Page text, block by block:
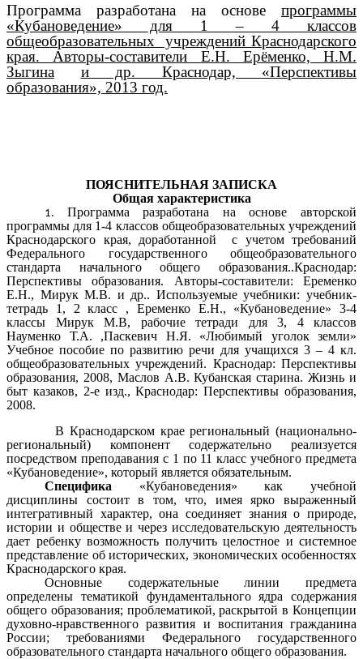
Программа разработана на основе программы
«Кубановедение» для 1 – 4 классов
общеобразовательных учреждений Краснодарского
края. Авторы-составители Е.Н. Ерёменко, Н.М.
Зыгина
и др. Краснодар, «Перспективы
образования», 2013 год.
ПОЯСНИТЕЛЬНАЯ ЗАПИСКА
Общая характеристика
Программа разработана на основе авторской
программы для 1-4 классов общеобразовательных учреждений
Краснодарского края, доработанной с учетом требований
Федерального государственного общеобразовательного
стандарта начального общего образования..Краснодар:
Перспективы образования. Авторы-составители: Еременко
Е.Н., Мирук М.В. и др.. Используемые учебники: учебник-
тетрадь 1, 2 класс , Еременко Е.Н., «Кубановедение» 3-4
классы Мирук М.В, рабочие тетради для 3, 4 классов
Науменко Т.А. ,Паскевич Н.Я. «Любимый уголок земли»
Учебное пособие по развитию речи для учащихся 3 – 4 кл.
общеобразовательных учреждений. Краснодар: Перспективы
образования, 2008, Маслов А.В. Кубанская старина. Жизнь и
быт казаков, 2-е изд., Краснодар: Перспективы образования,
2008.
В Краснодарском крае региональный (национально-
региональный) компонент содержательно реализуется
посредством преподавания с 1 по 11 класс учебного предмета
«Кубановедение», который является обязательным.
Специфика «Кубановедения» как учебной
дисциплины состоит в том, что, имея ярко выраженный
интегративный характер, она соединяет знания о природе,
истории и обществе и через исследовательскую деятельность
дает ребенку возможность получить целостное и системное
представление об исторических, экономических особенностях
Краснодарского края.
Основные содержательные линии предмета
определены тематикой фундаментального ядра содержания
общего образования; проблематикой, раскрытой в Концепции
духовно-нравственного развития и воспитания гражданина
России; требованиями Федерального государственного
образовательного стандарта начального общего образования.